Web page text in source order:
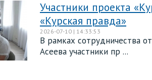
Участники проекта
«Курская правда»
2026-07-10 | 14:33:53
В рамках сотрудничества
Асеева участники пр ...